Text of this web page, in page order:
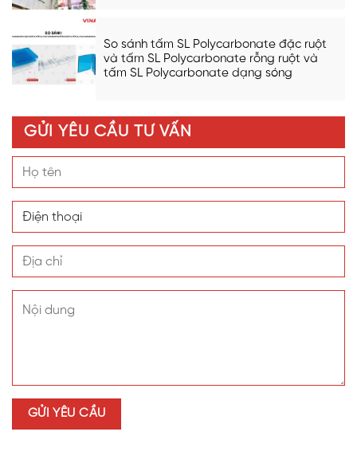
So sánh tấm SL Polycarbonate đặc ruột
và tấm SL Polycarbonate rỗng ruột và
tấm SL Polycarbonate dạng sóng
GỬI YÊU CẦU TƯ VẤN